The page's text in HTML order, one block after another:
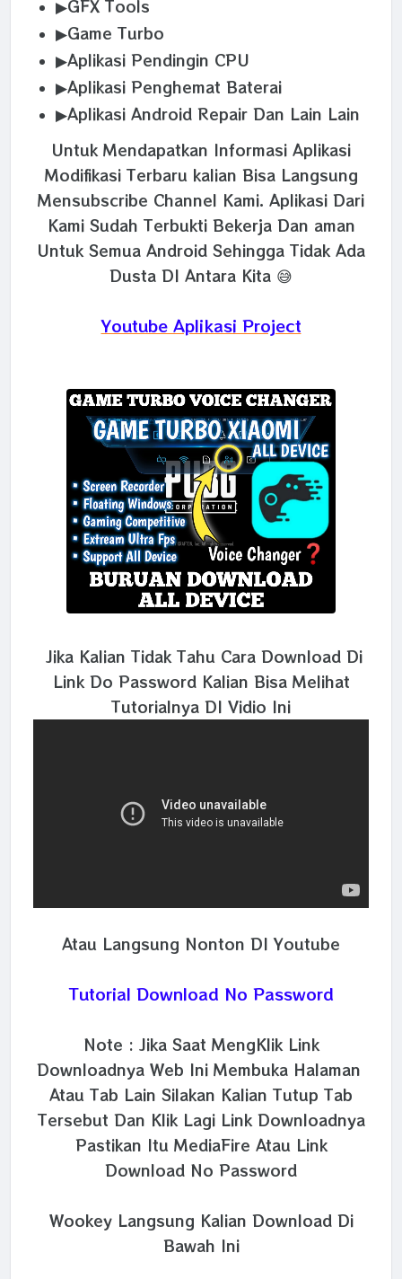
▶GFX Tools
▶Game Turbo
▶Aplikasi Pendingin CPU
▶Aplikasi Penghemat Baterai
▶Aplikasi Android Repair Dan Lain Lain
Untuk Mendapatkan Informasi Aplikasi
Modifikasi Terbaru kalian Bisa Langsung
Mensubscribe Channel Kami. Aplikasi Dari
Kami Sudah Terbukti Bekerja Dan aman
Untuk Semua Android Sehingga Tidak Ada
Dusta DI Antara Kita 😅
Youtube Aplikasi Project
Jika Kalian Tidak Tahu Cara Download Di
Link Do Password Kalian Bisa Melihat
Tutorialnya DI Vidio Ini
Atau Langsung Nonton DI Youtube
Tutorial Download No Password
Note : Jika Saat MengKlik Link
Downloadnya Web Ini Membuka Halaman
Atau Tab Lain Silakan Kalian Tutup Tab
Tersebut Dan Klik Lagi Link Downloadnya
Pastikan Itu MediaFire Atau Link
Download No Password
Wookey Langsung Kalian Download Di
Bawah Ini